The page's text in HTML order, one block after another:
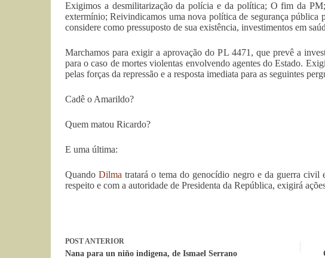
Exigimos a desmilitarização da polícia e da política; O fim da
extermínio; Reivindicamos uma nova política de segurança
considere como pressuposto de sua existência, investimentos em
Marchamos para exigir a aprovação do PL 4471, que prevê a
para o caso de mortes violentas envolvendo agentes do Estado.
pelas forças da repressão e a resposta imediata para as seguintes
Cadê o Amarildo?
Quem matou Ricardo?
E uma última:
QuandoDilma tratará o tema do genocídio negro e da guerra civil
respeito e com a autoridade de Presidenta da República, exigirá
POSTANTERIOR
Nana para un niño indigena, de Ismael Serrano